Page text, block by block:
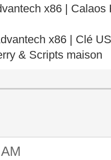
x86 |
x86 | Clé
& Scripts maison